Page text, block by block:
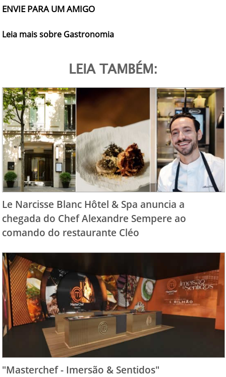
ENVIE PARA UM AMIGO
Leia mais sobre Gastronomia
LEIA TAMBÉM:
Le Narcisse Blanc Hôtel & Spa anuncia a
chegada do Chef Alexandre Sempere ao
comando do restaurante Cléo
"Masterchef - Imersão & Sentidos"